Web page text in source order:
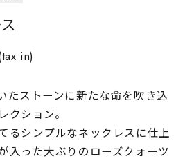
in)
たストーンに新たな命を吹き込
クション。
るシンプルなネックレスに仕上
入った大ぶりのローズクォーツ